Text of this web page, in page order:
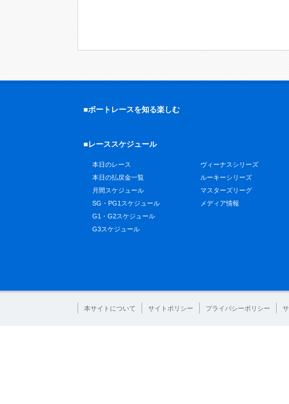
■ボートレースを知る楽しむ
■レーススケジュール
本日のレース
本日の払戻金一覧
月間スケジュール
SG・PG1スケジュール
G1・G2スケジュール
G3スケジュール
ヴィーナスシリーズ
ルーキーシリーズ
マスターズリーグ
メディア情報
本サイトについて サイトポリシー プライバシーポリシー